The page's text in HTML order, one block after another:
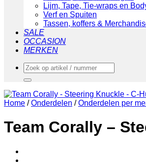
Lijm, Tape, Tie-wraps en
Verf en Spuiten
Tassen, koffers &
SALE
OCCASION
MERKEN
Zoeken
naar:
Home / Onderdelen / Onderdelen per
Team Corally –